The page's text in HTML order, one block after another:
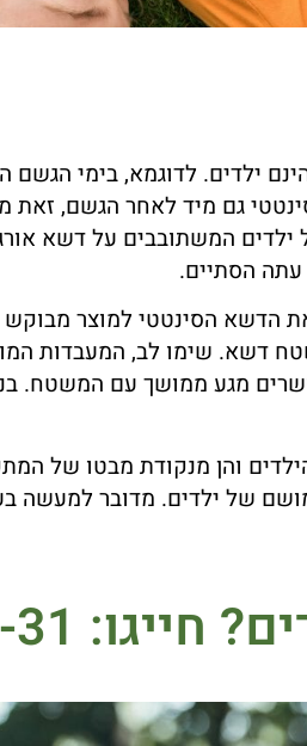
ילדים. לדוגמא, בימי הגשם
גם מיד לאחר הגשם, זאת
המשתובבים על דשא
הסתיים.
הדשא הסינטטי למוצר מבוקש
דשא. שימו לב, המעבדות
מגע ממושך עם המשטח.
והן מנקודת מבטו של
של ילדים. מדובר למעשה
חייגו: